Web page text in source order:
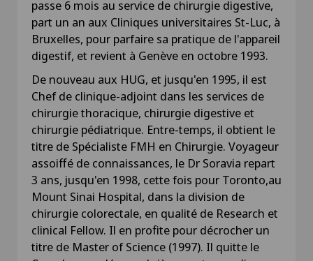
passe 6 mois au service de chirurgie digestive,
part un an aux Cliniques universitaires St-Luc, à
Bruxelles, pour parfaire sa pratique de l'appareil
digestif, et revient à Genève en octobre 1993.
De nouveau aux HUG, et jusqu'en 1995, il est
Chef de clinique-adjoint dans les services de
chirurgie thoracique, chirurgie digestive et
chirurgie pédiatrique. Entre-temps, il obtient le
titre de Spécialiste FMH en Chirurgie. Voyageur
assoiffé de connaissances, le Dr Soravia repart
3 ans, jusqu'en 1998, cette fois pour Toronto,au
Mount Sinai Hospital, dans la division de
chirurgie colorectale, en qualité de Research et
clinical Fellow. Il en profite pour décrocher un
titre de Master of Science (1997). Il quitte le